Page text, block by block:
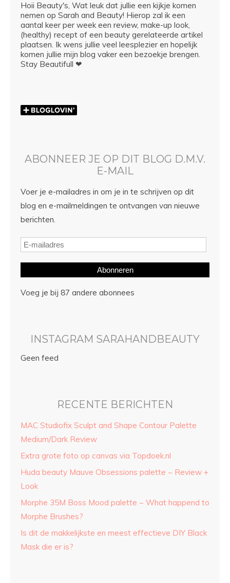
Hoii Beauty's, Wat leuk dat jullie een kijkje komen
nemen op Sarah and Beauty! Hierop zal ik een
aantal keer per week een review, make-up look,
(healthy) recept of een beauty gerelateerde artikel
plaatsen. Ik wens jullie veel leesplezier en hopelijk
komen jullie mijn blog vaker een bezoekje brengen.
Stay Beautifull ❤
ABONNEER JE OP DIT BLOG D.M.V.
E-MAIL
Voer je e-mailadres in om je in te schrijven op dit
blog en e-mailmeldingen te ontvangen van nieuwe
berichten.
Abonneren
Voeg je bij 87 andere abonnees
INSTAGRAM SARAHANDBEAUTY
Geen feed
RECENTE BERICHTEN
MAC Studiofix Sculpt and Shape Contour Palette
Medium/Dark Review
Extra grote foto op canvas via Topdoek.nl
Huda beauty Mauve Obsessions palette ~ Review +
Look
Morphe 35M Boss Mood palette ~ What happend to
Morphe Brushes?
Is dit de makkelijkste en meest effectieve DIY Black
Mask die er is?